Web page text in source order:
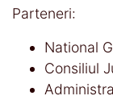
Parteneri:
National
Consiliul